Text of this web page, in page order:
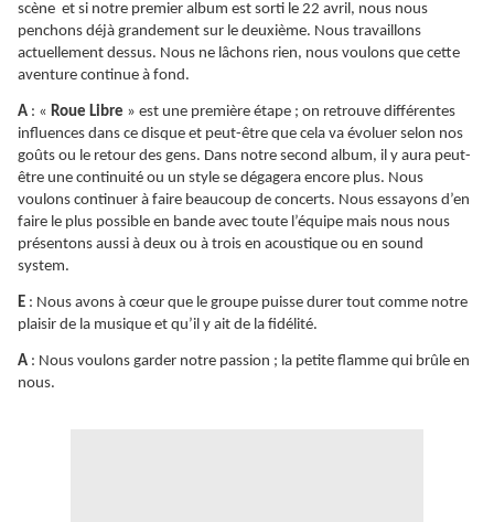
scène et si notre premier album est sorti le 22 avril, nous nous
penchons déjà grandement sur le deuxième. Nous travaillons
actuellement dessus. Nous ne lâchons rien, nous voulons que cette
aventure continue à fond.
A : « Roue Libre » est une première étape ; on retrouve différentes
influences dans ce disque et peut-être que cela va évoluer selon nos
goûts ou le retour des gens. Dans notre second album, il y aura peut-
être une continuité ou un style se dégagera encore plus. Nous
voulons continuer à faire beaucoup de concerts. Nous essayons d’en
faire le plus possible en bande avec toute l’équipe mais nous nous
présentons aussi à deux ou à trois en acoustique ou en sound
system.
E : Nous avons à cœur que le groupe puisse durer tout comme notre
plaisir de la musique et qu’il y ait de la fidélité.
A : Nous voulons garder notre passion ; la petite flamme qui brûle en
nous.